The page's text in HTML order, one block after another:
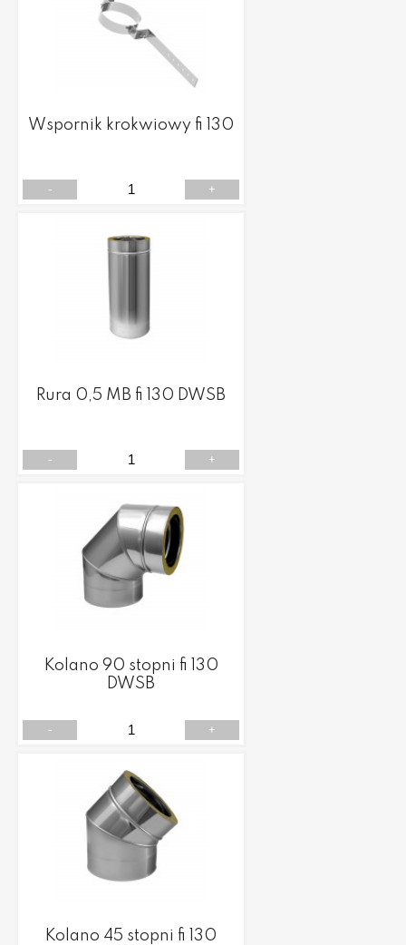
Wspornik krokwiowy fi 130
- +
Rura 0,5 MB fi 130 DWSB
- +
Kolano 90 stopni fi 130
DWSB
- +
Kolano 45 stopni fi 130